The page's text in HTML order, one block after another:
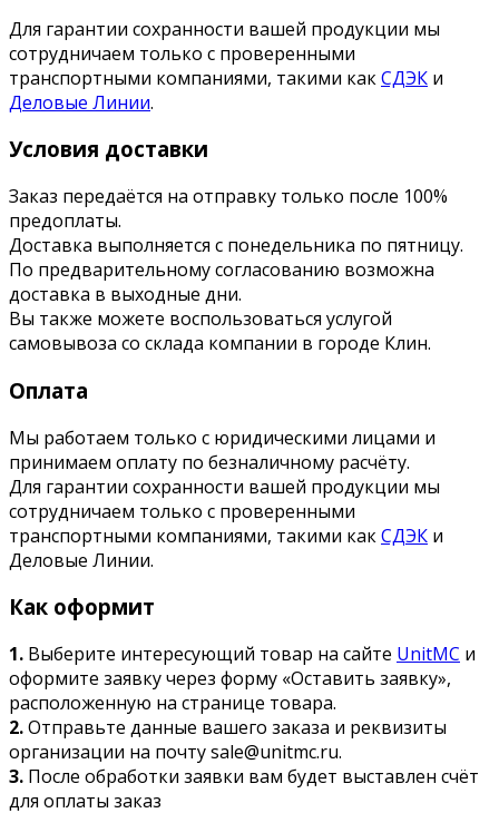
Для гарантии сохранности вашей продукции мы
сотрудничаем только с проверенными
транспортными компаниями, такими какСДЭК и
Деловые Линии.
Условия доставки
Заказ передаётся на отправку только после 100%
предоплаты.
Доставка выполняется с понедельника по пятницу.
По предварительному согласованию возможна
доставка в выходные дни.
Вы также можете воспользоваться услугой
самовывоза со склада компании в городе Клин.
Оплата
Мы работаем только с юридическими лицами и
принимаем оплату по безналичному расчёту.
Для гарантии сохранности вашей продукции мы
сотрудничаем только с проверенными
транспортными компаниями, такими какСДЭК и
Деловые Линии.
Как оформит
1. Выберите интересующий товар на сайте UnitMC и
оформите заявку через форму «Оставить заявку»,
расположенную на странице товара.
2.Отправьте данные вашего заказа и реквизиты
организации на почту sale@unitmc.ru.
3. После обработки заявки вам будет выставлен счёт
для оплаты заказ